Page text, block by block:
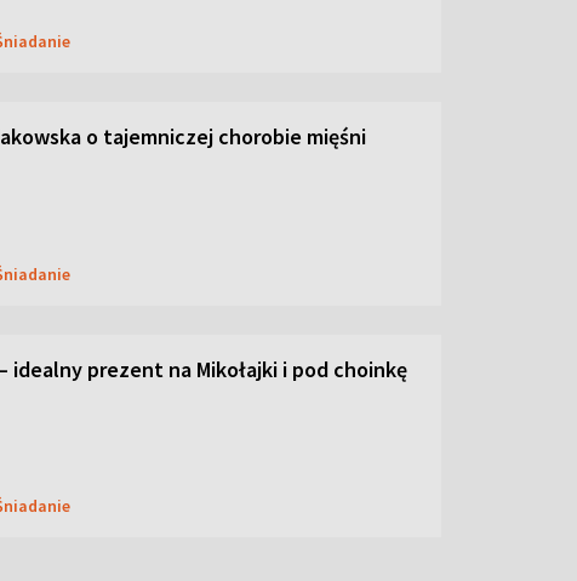
o tajemniczej chorobie mięśni
idealny prezent na Mikołajki i pod choinkę